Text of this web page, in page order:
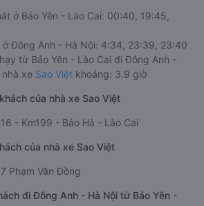
ở Bảo Yên - Lào Cai: 00:40, 19:45,
ở Đông Anh - Hà Nội: 4:34, 23:39, 23:40
từ Bảo Yên - Lào Cai đi Đông Anh -
xe Sao Việt khoảng: 3.9 giờ
của nhà xe Sao Việt
- Km199 - Bảo Hà - Lào Cai
của nhà xe Sao Việt
Phạm Văn Đồng
đi Đông Anh - Hà Nội từ Bảo Yên -